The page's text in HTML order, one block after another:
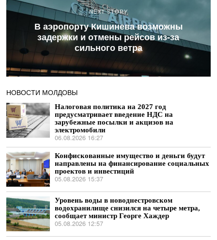
NEXT STORY
В аэропорту Кишинева возможны
задержки и отмены рейсов из-за
сильного ветра
НОВОСТИ МОЛДОВЫ
Налоговая политика на 2027 год
предусматривает введение НДС на
зарубежные посылки и акцизов на
электромобили
06.08.2026 16:27
Конфискованные имущество и деньги будут
направлены на финансирование социальных
проектов и инвестиций
05.08.2026 15:37
Уровень воды в новоднестровском
водохранилище снизился на четыре метра,
сообщает министр Георге Хаждер
05.08.2026 12:57